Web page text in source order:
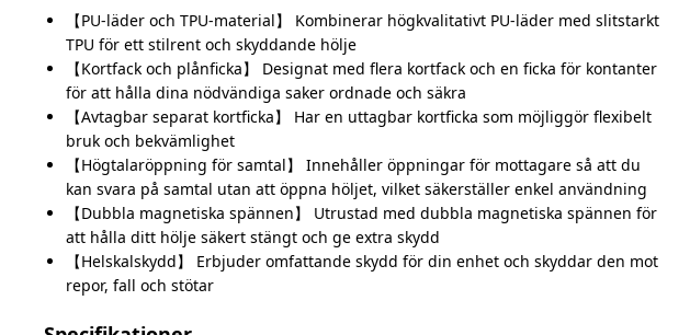
【PU-läder och TPU-material】 Kombinerar högkvalitativt PU-läder med slitstarkt
TPU för ett stilrent och skyddande hölje
【Kortfack och plånficka】 Designat med flera kortfack och en ficka för kontanter
för att hålla dina nödvändiga saker ordnade och säkra
【Avtagbar separat kortficka】 Har en uttagbar kortficka som möjliggör flexibelt
bruk och bekvämlighet
【Högtalaröppning för samtal】 Innehåller öppningar för mottagare så att du
kan svara på samtal utan att öppna höljet, vilket säkerställer enkel användning
【Dubbla magnetiska spännen】 Utrustad med dubbla magnetiska spännen för
att hålla ditt hölje säkert stängt och ge extra skydd
【Helskalskydd】 Erbjuder omfattande skydd för din enhet och skyddar den mot
repor, fall och stötar